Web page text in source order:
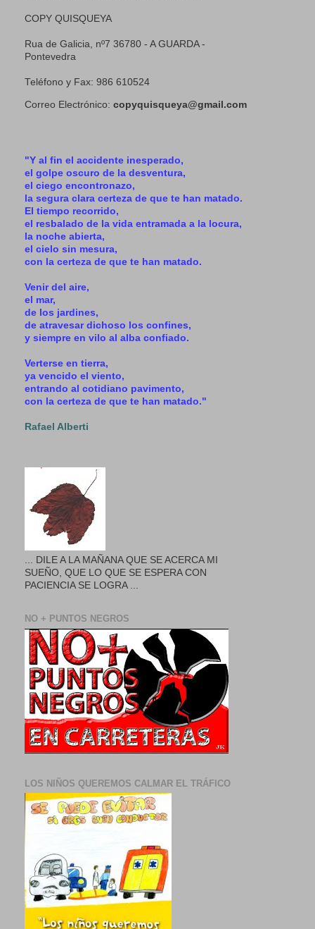
COPY QUISQUEYA
Rua de Galicia, nº7 36780 - A GUARDA -
Pontevedra
Teléfono y Fax: 986 610524
Correo Electrónico: copyquisqueya@gmail.com
"Y al fin el accidente inesperado,
el golpe oscuro de la desventura,
el ciego encontronazo,
la segura clara certeza de que te han matado.
El tiempo recorrido,
el resbalado de la vida entramada a la locura,
la noche abierta,
el cielo sin mesura,
con la certeza de que te han matado.
Venir del aire,
el mar,
de los jardines,
de atravesar dichoso los confines,
y siempre en vilo al alba confiado.
Verterse en tierra,
ya vencido el viento,
entrando al cotidiano pavimento,
con la certeza de que te han matado."
Rafael Alberti
... DILE A LA MAÑANA QUE SE ACERCA MI
SUEÑO, QUE LO QUE SE ESPERA CON
PACIENCIA SE LOGRA ...
NO + PUNTOS NEGROS
LOS NIÑOS QUEREMOS CALMAR EL TRÁFICO